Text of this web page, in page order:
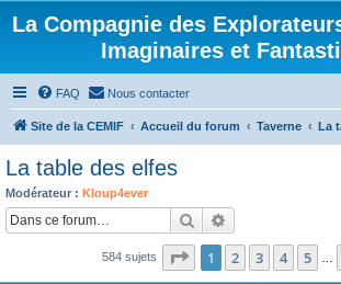
La Compagnie des
Imaginaires et
FAQ Nous contacter
Site de la CEMIF Accueil du forum Taverne La
La table des elfes
Modérateur : Kloup4ever
Rechercher
584 sujets Page 1sur24
1 2 3 4 5